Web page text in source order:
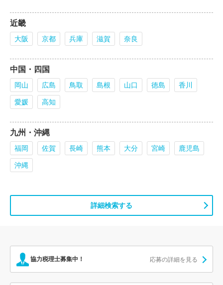
近畿
大阪 京都 兵庫 滋賀 奈良
中国・四国
岡山 広島 鳥取 島根 山口 徳島
香川
愛媛
高知
九州・沖縄
福岡 佐賀 長崎 熊本 大分 宮崎
鹿児島
沖縄
詳細検索する
協力税理士募集中！ 応募の詳細を見る